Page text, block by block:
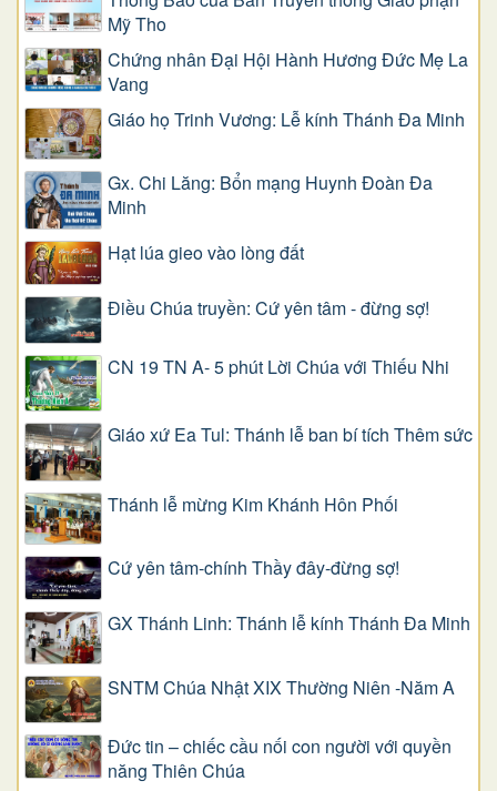
Mỹ Tho
Chứng nhân Đại Hội Hành Hương Đức Mẹ La
Vang
Giáo họ Trinh Vương: Lễ kính Thánh Đa Minh
Gx. Chi Lăng: Bổn mạng Huynh Đoàn Đa
Minh
Hạt lúa gieo vào lòng đất
Điều Chúa truyền: Cứ yên tâm - đừng sợ!
CN 19 TN A- 5 phút Lời Chúa với Thiếu Nhi
Giáo xứ Ea Tul: Thánh lễ ban bí tích Thêm sức
Thánh lễ mừng Kim Khánh Hôn Phối
Cứ yên tâm-chính Thầy đây-đừng sợ!
GX Thánh Linh: Thánh lễ kính Thánh Đa Minh
SNTM Chúa Nhật XIX Thường Niên -Năm A
Đức tin – chiếc cầu nối con người với quyền
năng Thiên Chúa